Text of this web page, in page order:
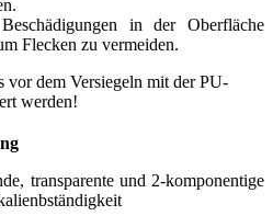
in der Oberfläche
Flecken zu vermeiden.
vor dem Versiegeln mit der PU-
werden!
transparente und 2-komponentige